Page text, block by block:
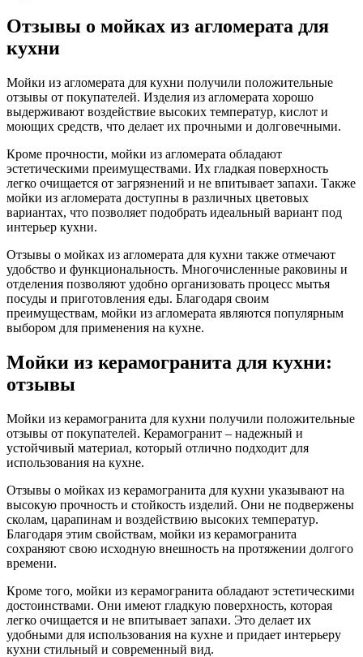
Отзывы о мойках из агломерата для
кухни
Мойки из агломерата для кухни получили положительные
отзывы от покупателей. Изделия из агломерата хорошо
выдерживают воздействие высоких температур, кислот и
моющих средств, что делает их прочными и долговечными.
Кроме прочности, мойки из агломерата обладают
эстетическими преимуществами. Их гладкая поверхность
легко очищается от загрязнений и не впитывает запахи. Также
мойки из агломерата доступны в различных цветовых
вариантах, что позволяет подобрать идеальный вариант под
интерьер кухни.
Отзывы о мойках из агломерата для кухни также отмечают
удобство и функциональность. Многочисленные раковины и
отделения позволяют удобно организовать процесс мытья
посуды и приготовления еды. Благодаря своим
преимуществам, мойки из агломерата являются популярным
выбором для применения на кухне.
Мойки из керамогранита для кухни:
отзывы
Мойки из керамогранита для кухни получили положительные
отзывы от покупателей. Керамогранит – надежный и
устойчивый материал, который отлично подходит для
использования на кухне.
Отзывы о мойках из керамогранита для кухни указывают на
высокую прочность и стойкость изделий. Они не подвержены
сколам, царапинам и воздействию высоких температур.
Благодаря этим свойствам, мойки из керамогранита
сохраняют свою исходную внешность на протяжении долгого
времени.
Кроме того, мойки из керамогранита обладают эстетическими
достоинствами. Они имеют гладкую поверхность, которая
легко очищается и не впитывает запахи. Это делает их
удобными для использования на кухне и придает интерьеру
кухни стильный и современный вид.